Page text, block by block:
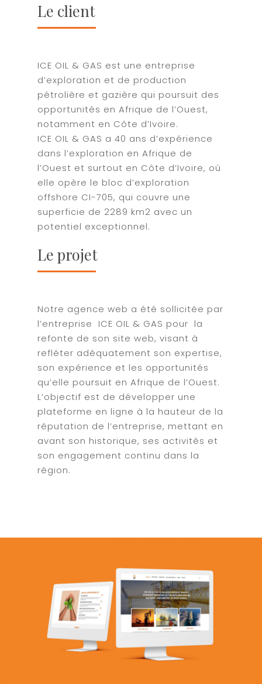
Le client
ICE OIL & GAS est une entreprise
d’exploration et de production
pétrolière et gazière qui poursuit des
opportunités en Afrique de l’Ouest,
notamment en Côte d’Ivoire.
ICE OIL & GAS a 40 ans d’expérience
dans l’exploration en Afrique de
l’Ouest et surtout en Côte d’Ivoire, où
elle opère le bloc d’exploration
offshore CI-705, qui couvre une
superficie de 2289 km2 avec un
potentiel exceptionnel.
Le projet
Notre agence web a été sollicitée par
l’entreprise ICE OIL & GAS pour la
refonte de son site web, visant à
refléter adéquatement son expertise,
son expérience et les opportunités
qu’elle poursuit en Afrique de l’Ouest.
L’objectif est de développer une
plateforme en ligne à la hauteur de la
réputation de l’entreprise, mettant en
avant son historique, ses activités et
son engagement continu dans la
région.